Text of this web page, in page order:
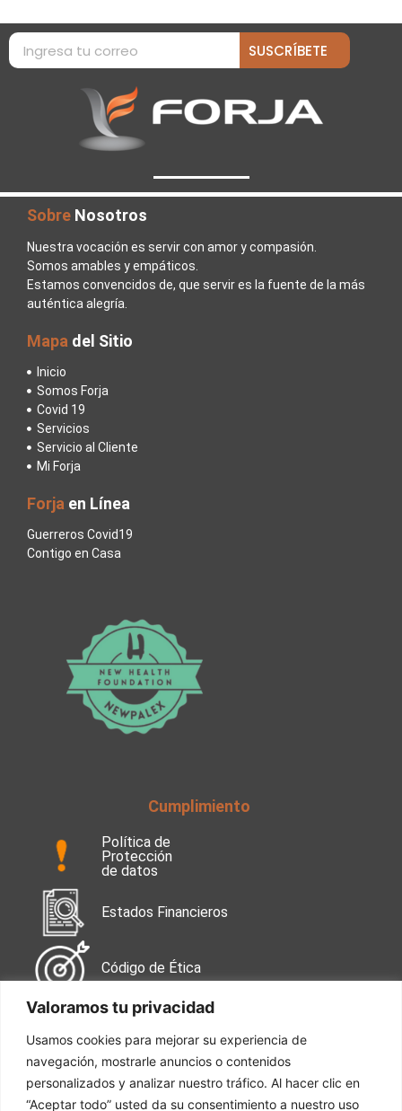
Valoramos tu privacidad
Usamos cookies para mejorar su experiencia de
navegación, mostrarle anuncios o contenidos
personalizados y analizar nuestro tráfico. Al hacer clic en
“Aceptar todo” usted da su consentimiento a nuestro uso
SUSCRÍBETE
Sobre Nosotros
Nuestra vocación es servir con amor y compasión.
Somos amables y empáticos.
Estamos convencidos de, que servir es la fuente de la más
auténtica alegría.
Mapa del Sitio
Inicio
Somos Forja
Covid 19
Servicios
Servicio al Cliente
Mi Forja
Forja en Línea
Guerreros Covid19
Contigo en Casa
Cumplimiento
Política de
Protección
de datos
Estados Financieros
Código de Ética
Calle 99 No. 49-38
Oficina 502